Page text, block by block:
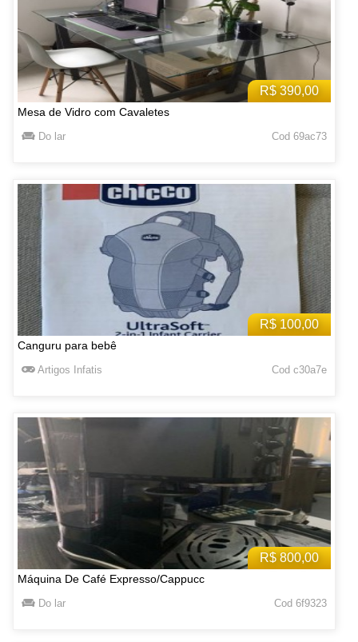
R$ 390,00
Mesa de Vidro com Cavaletes
Do lar Cod 69ac73
R$ 100,00
Canguru para bebê
Artigos Infatis Cod c30a7e
R$ 800,00
Máquina De Café Expresso/Cappucc
Do lar Cod 6f9323